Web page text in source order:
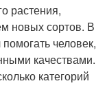
растения,
новых сортов. В
человек,
качествами.
категорий